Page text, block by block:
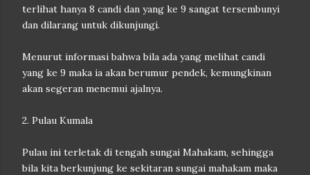
terlihat hanya 8 candi dan yang ke 9 sangat tersembunyi
dan dilarang untuk dikunjungi.
Menurut informasi bahwa bila ada yang melihat candi
yang ke 9 maka ia akan berumur pendek, kemungkinan
akan segeran menemui ajalnya.
2. Pulau Kumala
Pulau ini terletak di tengah sungai Mahakam, sehingga
bila kita berkunjung ke sekitaran sungai mahakam maka